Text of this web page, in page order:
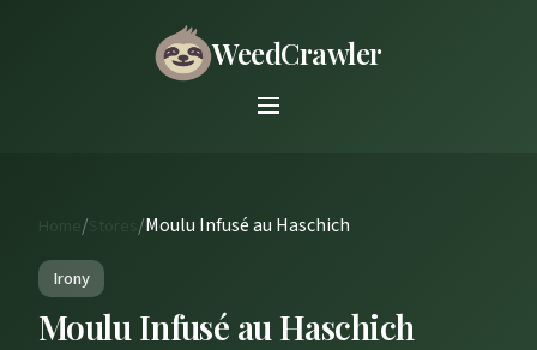
WeedCrawler
Home / /Moulu Infusé au Haschich
Irony
Moulu Infusé au Haschich